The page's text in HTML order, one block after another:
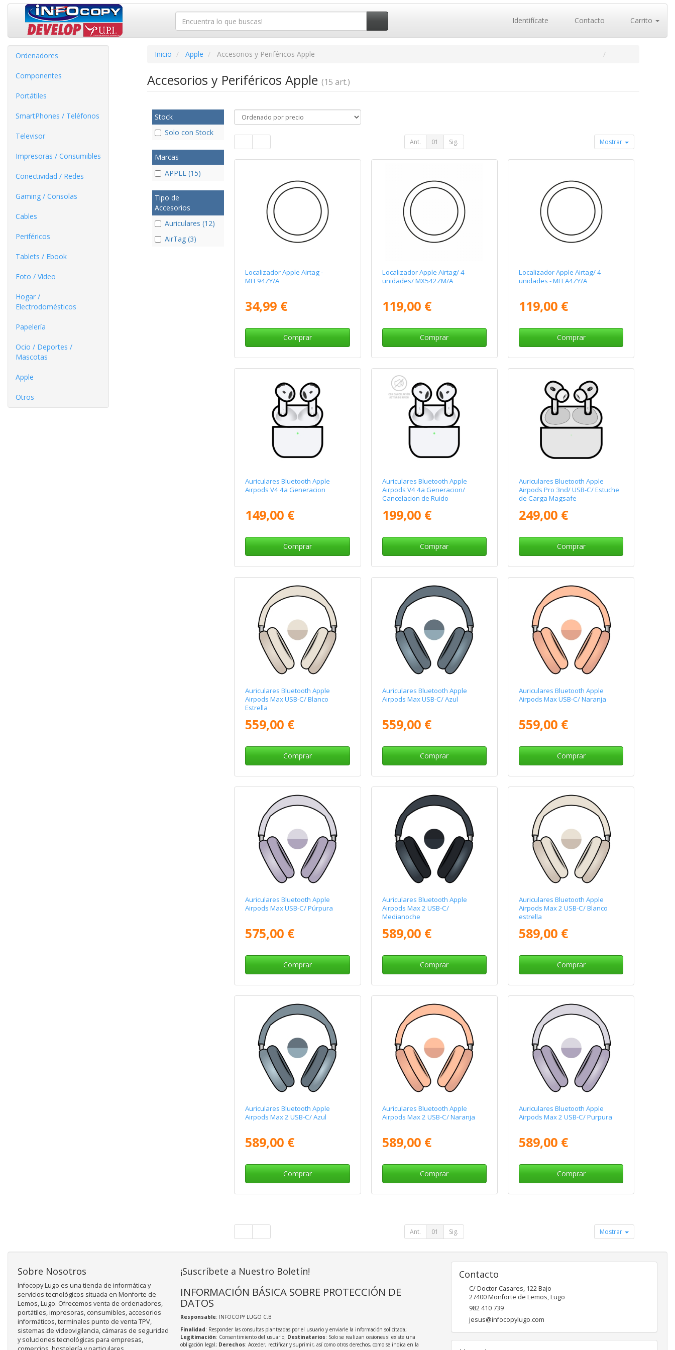
Identifícate Contacto Carrito
Ordenadores
Componentes
Portátiles
SmartPhones / Teléfonos
Televisor
Impresoras / Consumibles
Conectividad / Redes
Gaming / Consolas
Cables
Periféricos
Tablets / Ebook
Foto / Video
Hogar /
Electrodomésticos
Papelería
Ocio / Deportes /
Mascotas
Apple
Otros
Inicio Apple Accesorios y Periféricos Apple
Accesorios y Periféricos Apple (15 art.)
Stock
Solo con Stock
Marcas
APPLE (15)
Tipo de
Accesorios
Auriculares (12)
AirTag (3)
Ant. 01 Sig. Mostrar
Localizador Apple Airtag -
MFE94ZY/A
34,99 €
Comprar
Localizador Apple Airtag/ 4
unidades/ MX542ZM/A
119,00 €
Comprar
Localizador Apple Airtag/ 4
unidades - MFEA4ZY/A
119,00 €
Comprar
Auriculares Bluetooth Apple
Airpods V4 4a Generacion
149,00 €
Comprar
Auriculares Bluetooth Apple
Airpods V4 4a Generacion/
Cancelacion de Ruido
199,00 €
Comprar
Auriculares Bluetooth Apple
Airpods Pro 3nd/ USB-C/ Estuche
de Carga Magsafe
249,00 €
Comprar
Auriculares Bluetooth Apple
Airpods Max USB-C/ Blanco
Estrella
559,00 €
Comprar
Auriculares Bluetooth Apple
Airpods Max USB-C/ Azul
559,00 €
Comprar
Auriculares Bluetooth Apple
Airpods Max USB-C/ Naranja
559,00 €
Comprar
Auriculares Bluetooth Apple
Airpods Max USB-C/ Púrpura
575,00 €
Comprar
Auriculares Bluetooth Apple
Airpods Max 2 USB-C/
Medianoche
589,00 €
Comprar
Auriculares Bluetooth Apple
Airpods Max 2 USB-C/ Blanco
estrella
589,00 €
Comprar
Auriculares Bluetooth Apple
Airpods Max 2 USB-C/ Azul
589,00 €
Comprar
Auriculares Bluetooth Apple
Airpods Max 2 USB-C/ Naranja
589,00 €
Comprar
Auriculares Bluetooth Apple
Airpods Max 2 USB-C/ Purpura
589,00 €
Comprar
Ant. 01 Sig. Mostrar
Sobre Nosotros
Infocopy Lugo es una tienda de informática y
servicios tecnológicos situada en Monforte de
Lemos, Lugo. Ofrecemos venta de ordenadores,
portátiles, impresoras, consumibles, accesorios
informáticos, terminales punto de venta TPV,
sistemas de videovigilancia, cámaras de seguridad
y soluciones tecnológicas para empresas,
¡Suscríbete a Nuestro Boletín!
INFORMACIÓN BÁSICA SOBRE PROTECCIÓN DE
DATOS
Responsable: INFOCOPY LUGO C.B
Finalidad: Responder las consultas planteadas por el usuario y enviarle la información solicitada;
Legitimación: Consentimiento del usuario; Destinatarios: Solo se realizan cesiones si existe una
obligación legal; Derechos: Acceder, rectificar y suprimir, así como otros derechos, como se indica en la
Contacto
C/ Doctor Casares, 122 Bajo
27400Monforte de Lemos,Lugo
982 410 739
jesus@infocopylugo.com